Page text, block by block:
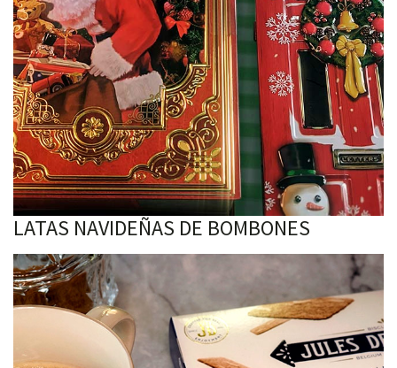
LATAS NAVIDEÑAS DE BOMBONES